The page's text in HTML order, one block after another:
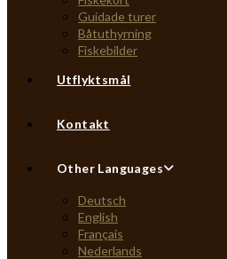
Guidade turer
Båtuthyrning
Fiskebilder
Utflyktsmål
Kontakt
Other Languages
Deutsch
English
Français
Nederlands